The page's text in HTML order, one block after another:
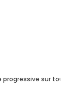
sur